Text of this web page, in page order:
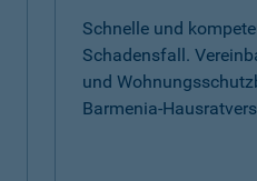
Schnelle und
Schadensfall.
und
Barmenia-